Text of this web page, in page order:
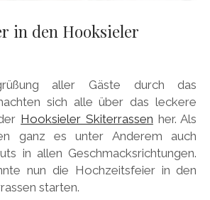
in den Hooksieler
aller Gäste durch das
sich alle über das leckere
Hooksieler Skiterrassen her. Als
ganz es unter Anderem auch
in allen Geschmacksrichtungen.
nun die Hochzeitsfeier in den
starten.